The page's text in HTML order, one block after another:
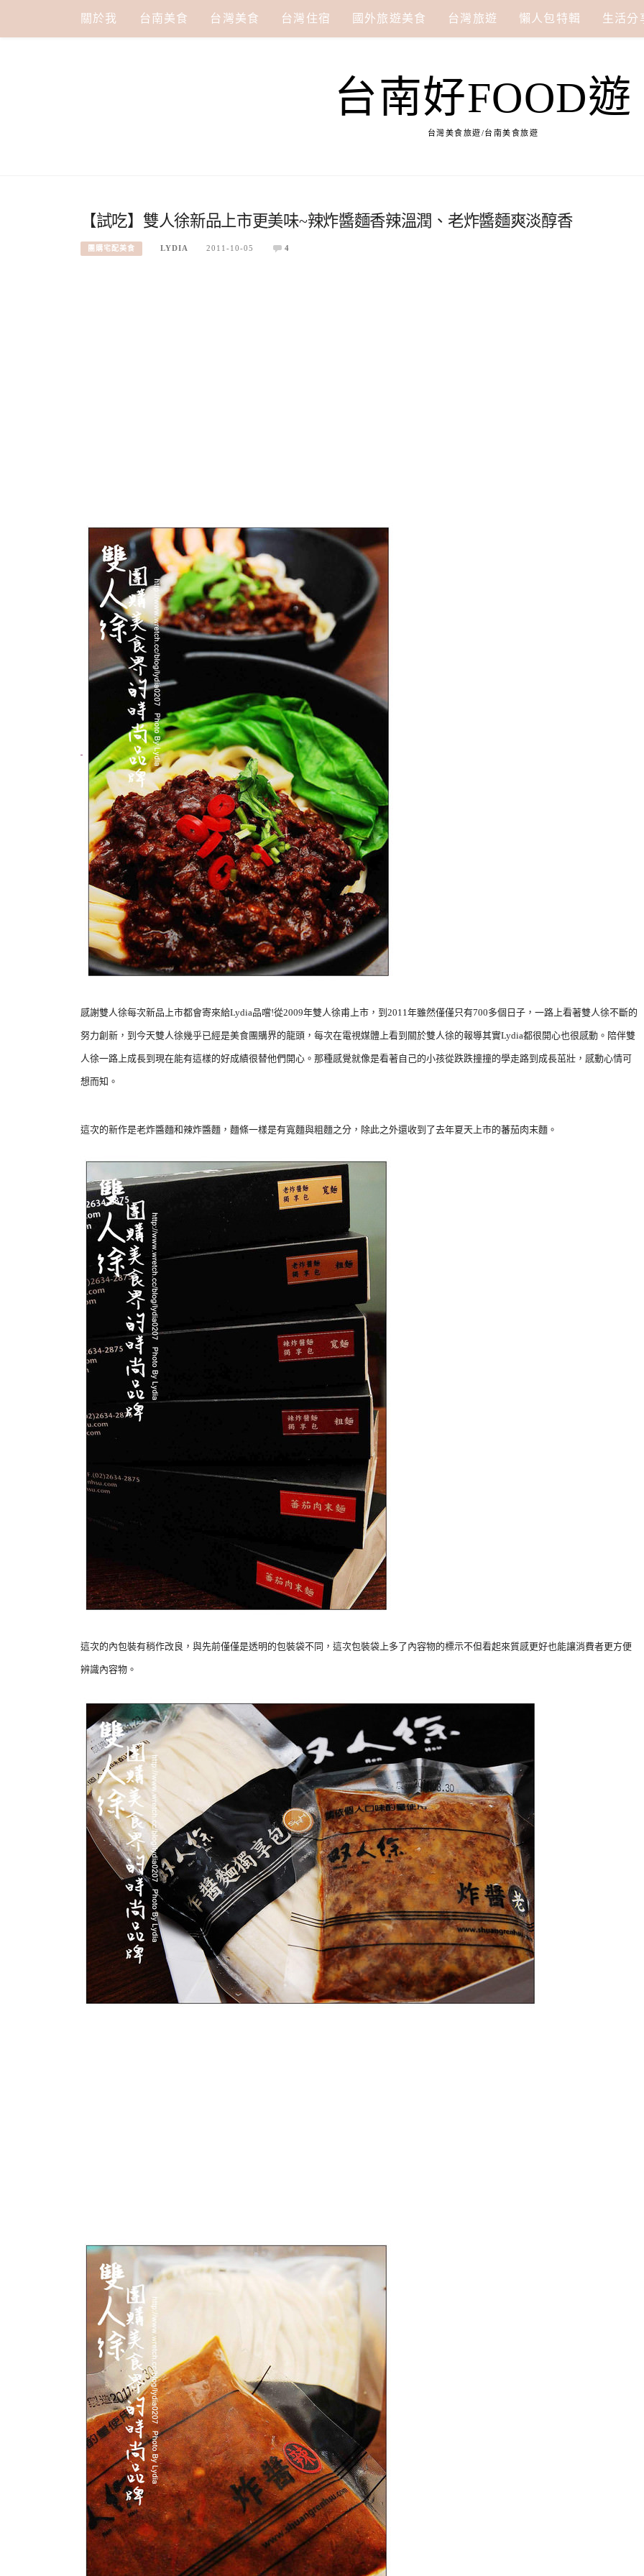
關於我 台南美食 台灣美食 台灣住宿 國外旅遊美食 台灣旅遊 懶人包特輯 生活分
台南好FOOD遊
台灣美食旅遊/台南美食旅遊
【試吃】雙人徐新品上市更美味~辣炸醬麵香辣溫潤、老炸醬麵爽淡醇香
團購宅配美食 LYDIA 2011-10-05 4
感謝雙人徐每次新品上市都會寄來給Lydia品嚐!從2009年雙人徐甫上市，到2011年雖然僅僅只有700多個日子，一路上看著雙人徐不斷的
努力創新，到今天雙人徐幾乎已經是美食團購界的龍頭，每次在電視媒體上看到關於雙人徐的報導其實Lydia都很開心也很感動。陪伴雙
人徐一路上成長到現在能有這樣的好成績很替他們開心。那種感覺就像是看著自己的小孩從跌跌撞撞的學走路到成長茁壯，感動心情可
想而知。
這次的新作是老炸醬麵和辣炸醬麵，麵條一樣是有寬麵與粗麵之分，除此之外還收到了去年夏天上市的蕃茄肉末麵。
這次的內包裝有稍作改良，與先前僅僅是透明的包裝袋不同，這次包裝袋上多了內容物的標示不但看起來質感更好也能讓消費者更方便
辨識內容物。